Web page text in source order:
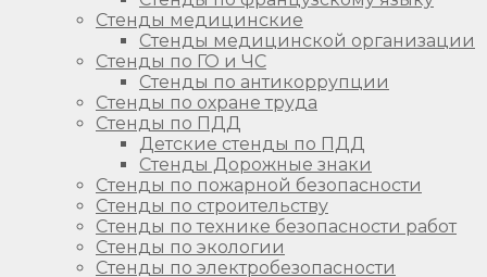
Стенды медицинские
Стенды медицинской организации
Стенды по ГО и ЧС
Стенды по антикоррупции
Стенды по охране труда
Стенды по ПДД
Детские стенды по ПДД
Стенды Дорожные знаки
Стенды по пожарной безопасности
Стенды по строительству
Стенды по технике безопасности работ
Стенды по экологии
Стенды по электробезопасности